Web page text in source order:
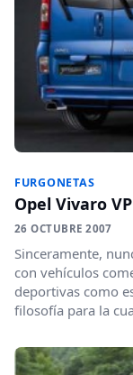
FURGONETAS
Opel Vivaro
26 OCTUBRE 2007
Sinceramente,
con vehículos
deportivas como
filosofía para la